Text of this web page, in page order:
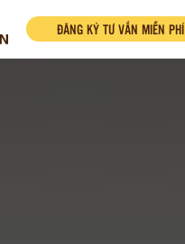
ĐĂNG KÝ TƯ VẤN MIỄN PHÍ